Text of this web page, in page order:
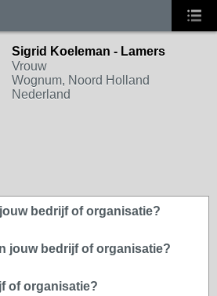
Sigrid Koeleman - Lamers
Vrouw
Wognum, Noord Holland
Nederland
bedrijf of organisatie?
jouw bedrijf of organisatie?
of organisatie?